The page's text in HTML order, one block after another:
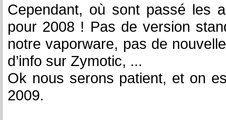
Cependant, où sont passé les
pour 2008 ! Pas de version
notre vaporware, pas de
d’info sur Zymotic, ...
Ok nous serons patient, et on
2009.